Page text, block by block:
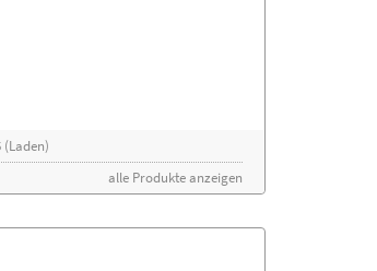
(Laden)
alle Produkte anzeigen